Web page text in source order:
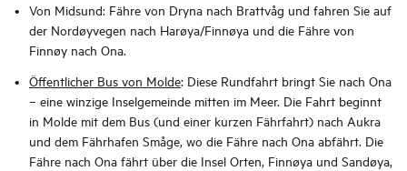
Von Midsund: Fähre von Dryna nach Brattvåg und fahren Sie auf
der Nordøyvegen nach Harøya/Finnøya und die Fähre von
Finnøy nach Ona.
Öffentlicher Bus von Molde: Diese Rundfahrt bringt Sie nach Ona
– eine winzige Inselgemeinde mitten im Meer. Die Fahrt beginnt
in Molde mit dem Bus (und einer kurzen Fährfahrt) nach Aukra
und dem Fährhafen Småge, wo die Fähre nach Ona abfährt. Die
Fähre nach Ona fährt über die Insel Orten, Finnøya und Sandøya,